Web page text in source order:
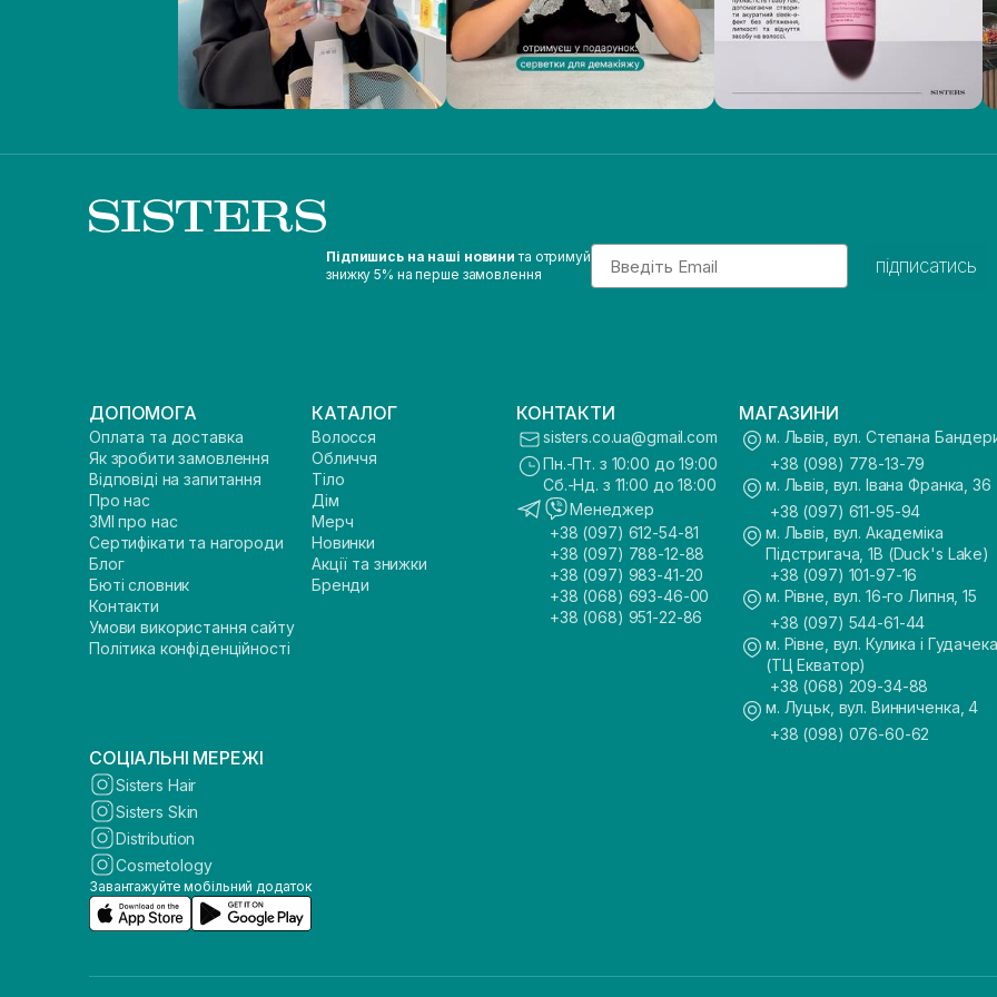
Підпишись на наші новини та отримуй
знижку 5% на перше замовлення
Email
підписатись
ДОПОМОГА
Оплата та доставка
Як зробити замовлення
Відповіді на запитання
Про нас
ЗМІ про нас
Сертифікати та нагороди
Блог
Бюті словник
Контакти
Умови використання сайту
Політика конфіденційності
КАТАЛОГ
Волосся
Обличчя
Тіло
Дім
Мерч
Новинки
Акції та знижки
Бренди
КОНТАКТИ
sisters.co.ua@gmail.com
Пн.-Пт. з 10:00 до 19:00
Сб.-Нд. з 11:00 до 18:00
Менеджер
+38 (097) 612-54-81
+38 (097) 788-12-88
+38 (097) 983-41-20
+38 (068) 693-46-00
+38 (068) 951-22-86
МАГАЗИНИ
м. Львів, вул. Степана
+38 (098) 778-13-79
м. Львів, вул. Івана Франка, 36
+38 (097) 611-95-94
м. Львів, вул. Академіка
Підстригача, 1В (Duck's Lake)
+38 (097) 101-97-16
м. Рівне, вул. 16-го Липня, 15
+38 (097) 544-61-44
м. Рівне, вул. Кулика і
(ТЦ Екватор)
+38 (068) 209-34-88
м. Луцьк, вул. Винниченка, 4
+38 (098) 076-60-62
СОЦІАЛЬНІ МЕРЕЖІ
Sisters Hair
Sisters Skin
Distribution
Cosmetology
Завантажуйте мобільний додаток